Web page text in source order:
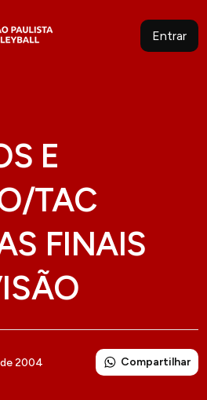
Entrar
E
TAC
FINAIS
2004 Compartilhar